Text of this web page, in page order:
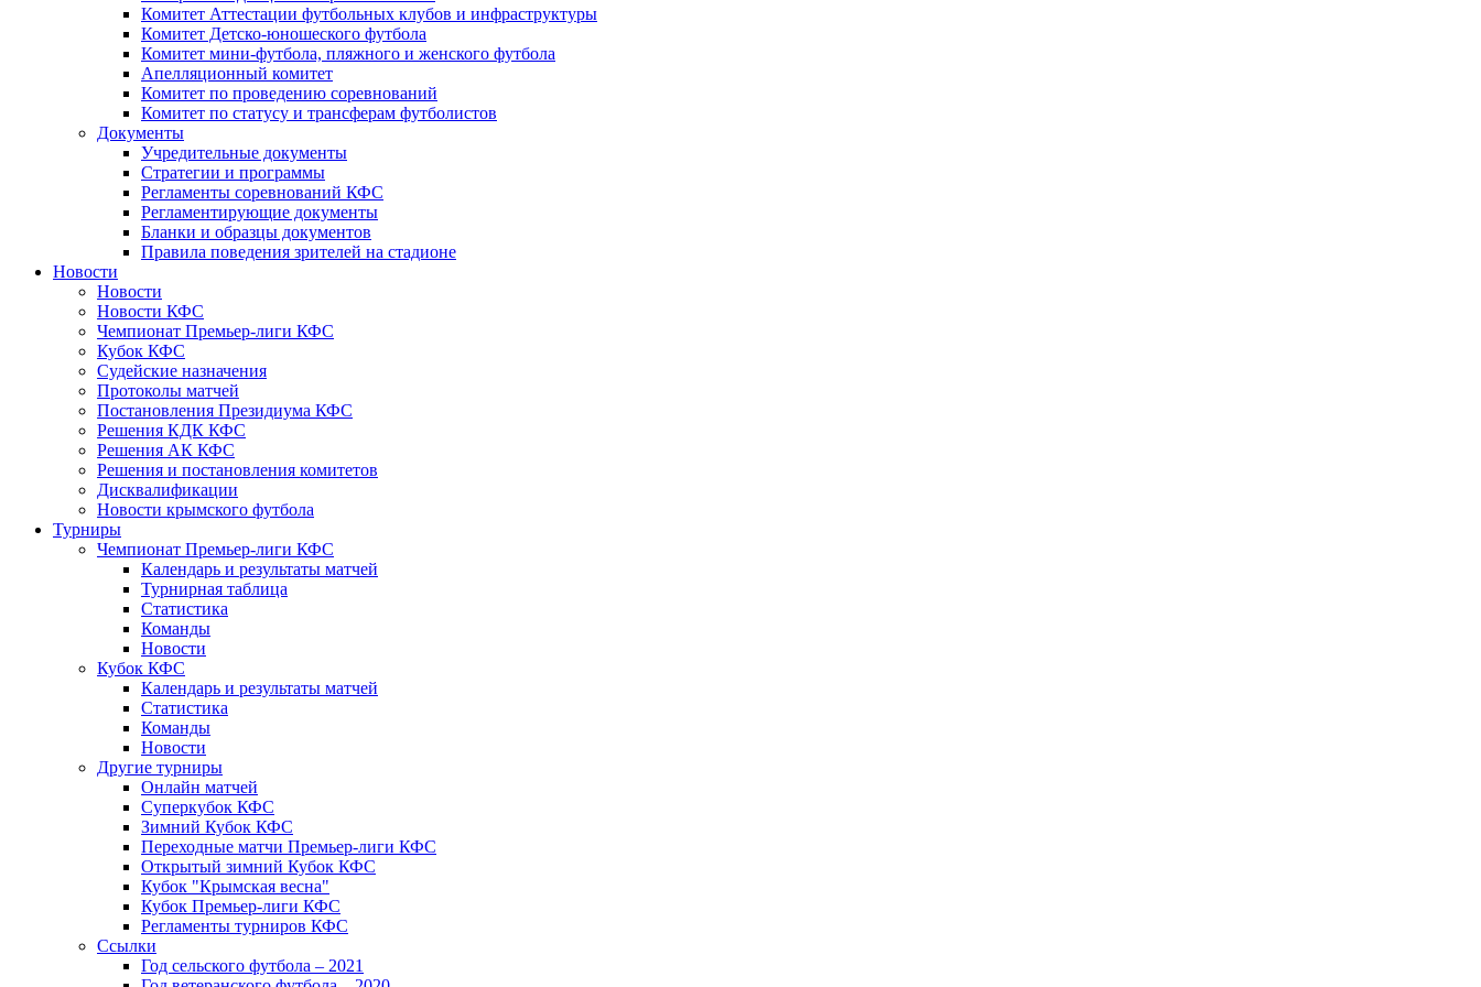
Комитет Аттестации футбольных клубов и инфраструктуры
Комитет Детско-юношеского футбола
Комитет мини-футбола, пляжного и женского футбола
Апелляционный комитет
Комитет по проведению соревнований
Комитет по статусу и трансферам футболистов
Документы
Учредительные документы
Стратегии и программы
Регламенты соревнований КФС
Регламентирующие документы
Бланки и образцы документов
Правила поведения зрителей на стадионе
Новости
Новости
Новости КФС
Чемпионат Премьер-лиги КФС
Кубок КФС
Судейские назначения
Протоколы матчей
Постановления Президиума КФС
Решения КДК КФС
Решения АК КФС
Решения и постановления комитетов
Дисквалификации
Новости крымского футбола
Турниры
Чемпионат Премьер-лиги КФС
Календарь и результаты матчей
Турнирная таблица
Статистика
Команды
Новости
Кубок КФС
Календарь и результаты матчей
Статистика
Команды
Новости
Другие турниры
Онлайн матчей
Суперкубок КФС
Зимний Кубок КФС
Переходные матчи Премьер-лиги КФС
Открытый зимний Кубок КФС
Кубок "Крымская весна"
Кубок Премьер-лиги КФС
Регламенты турниров КФС
Ссылки
Год сельского футбола – 2021